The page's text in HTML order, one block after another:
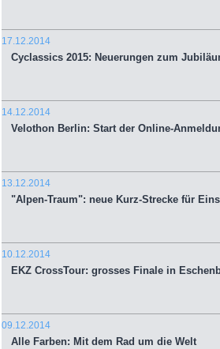
17.12.2014
Cyclassics 2015: Neuerungen zum
14.12.2014
Velothon Berlin: Start der Online-
13.12.2014
"Alpen-Traum": neue Kurz-Strecke für
10.12.2014
EKZ CrossTour: grosses Finale in
09.12.2014
Alle Farben: Mit dem Rad um die Welt